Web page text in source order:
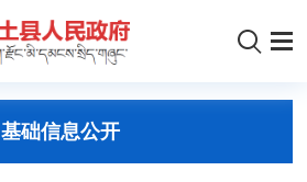
基础信息公开